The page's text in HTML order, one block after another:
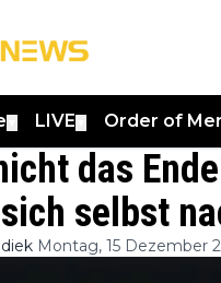
LIVE Order of
das
selbst
Montag, 15 Dezember